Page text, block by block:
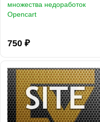
множества недоработок
Opencart
750 ₽